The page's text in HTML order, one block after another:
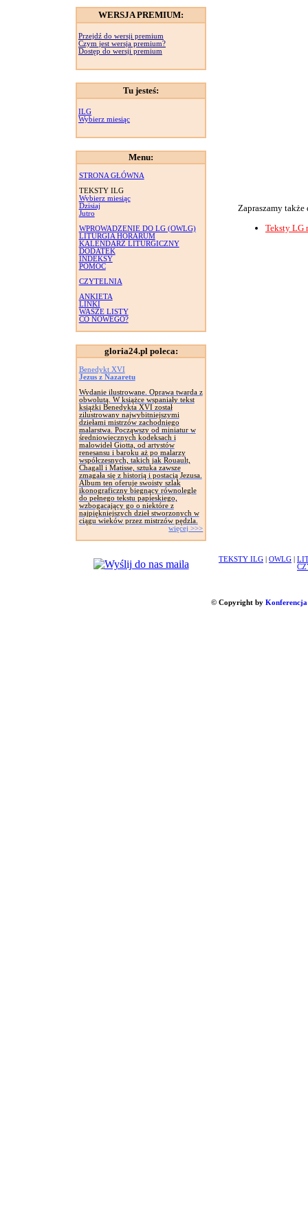
WERSJA PREMIUM:
Przejdź do wersji premium
Czym jest wersja premium?
Dostęp do wersji premium
Tu jesteś:
ILG
Wybierz miesiąc
Menu:
STRONA GŁÓWNA
TEKSTY ILG
Wybierz miesiąc
Dzisiaj
Jutro
WPROWADZENIE DO LG (OWLG)
LITURGIA HORARUM
KALENDARZ LITURGICZNY
DODATEK
INDEKSY
POMOC
CZYTELNIA
ANKIETA
LINKI
WASZE LISTY
CO NOWEGO?
gloria24.pl poleca:
Benedykt XVI
Jezus z Nazaretu
Wydanie ilustrowane. Oprawa twarda z
obwolutą. W książce wspaniały tekst
książki Benedykta XVI został
zilustrowany najwybitniejszymi
dziełami mistrzów zachodniego
malarstwa. Począwszy od miniatur w
średniowiecznych kodeksach i
malowideł Giotta, od artystów
renesansu i baroku aż po malarzy
współczesnych, takich jak Rouault,
Chagall i Matisse, sztuka zawsze
zmagała się z historią i postacią Jezusa.
Album ten oferuje swoisty szlak
ikonograficzny biegnący równolegle
do pełnego tekstu papieskiego,
wzbogacający go o niektóre z
najpiękniejszych dzieł stworzonych w
ciągu wieków przez mistrzów pędzla.
więcej >>>
Zapraszamy
Teksty LG
TEKSTY ILG OWLG
© Copyright by Konferencja